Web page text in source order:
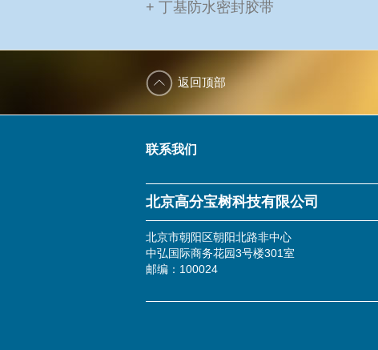
+ 丁基防水密封胶带
返回顶部
联系我们
北京高分宝树科技有限公司
北京市朝阳区朝阳北路非中心
中弘国际商务花园3号楼301室
邮编：100024